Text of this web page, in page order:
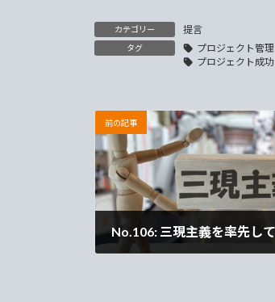
カテゴリー 提言
タグ プロジェクト管理
プロジェクト成功
前の記事
No.106: 三現主義を率先し